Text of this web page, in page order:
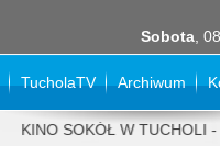
Sobota ,
TucholaTV Archiwum
KINO SOKÓŁ W TUCHOLI -